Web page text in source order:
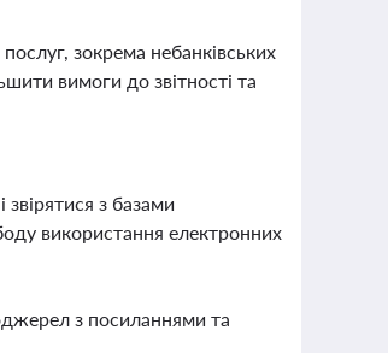
зокрема небанківських
вимоги до звітності та
з базами
використання електронних
з посиланнями та